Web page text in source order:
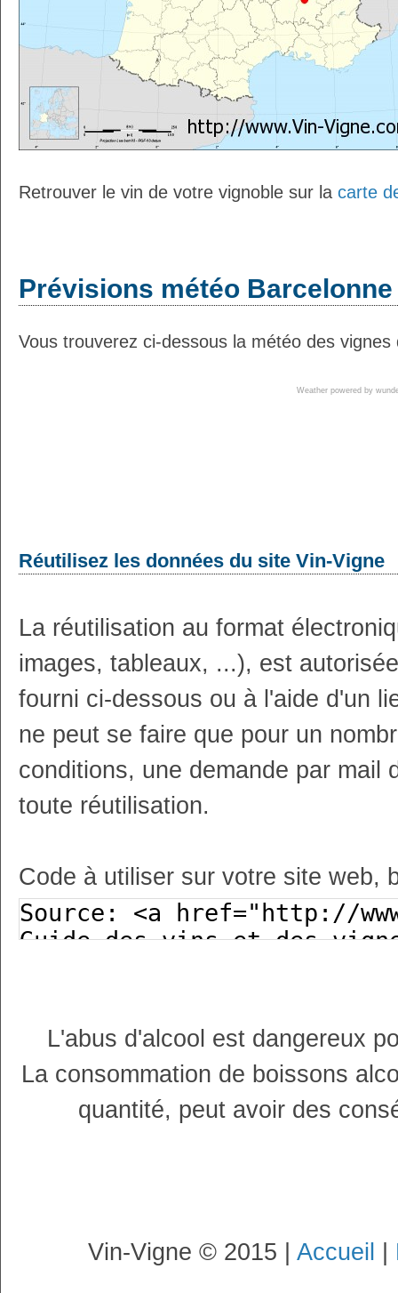
Retrouver le vin de votre vignoble sur la carte
Prévisions météo
Vous trouverez ci-dessous la météo des
Weather powered by
Réutilisez les données du site Vin-Vigne
La réutilisation au format
images, tableaux, ...), est
fourni ci-dessous ou à l'aide d'un
ne peut se faire que pour un
conditions, une demande par mail
toute réutilisation.
Code à utiliser sur votre site web,
L'abus d'alcool est dangereux
La consommation de boissons
quantité, peut avoir des
Vin-Vigne © 2015 | Accueil